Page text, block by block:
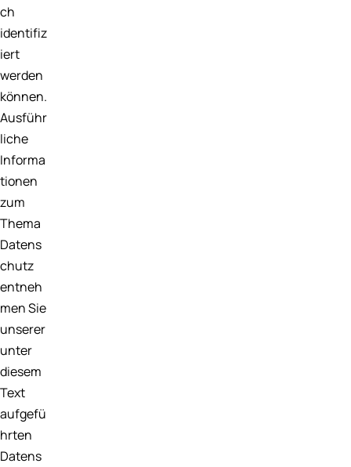
ch
identifiz
iert
werden
können.
Ausführ
liche
Informa
tionen
zum
Thema
Datens
chutz
entneh
men Sie
unserer
unter
diesem
Text
aufgefü
hrten
Datens